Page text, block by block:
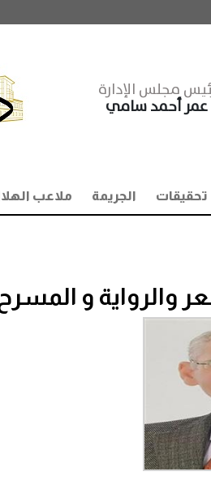
مجلس الإدارة
عمر أحمد سامي
تحقيقات الجريمة ملاعب
والرواية و